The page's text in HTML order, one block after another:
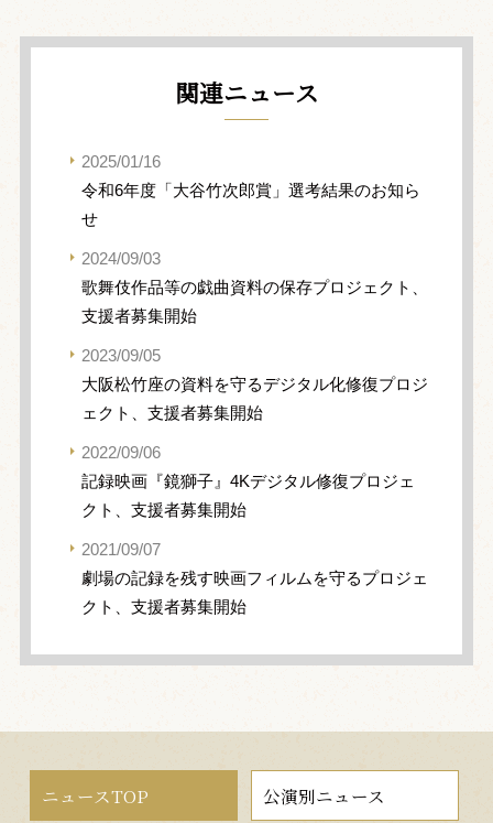
関連ニュース
2025/01/16
令和6年度「大谷竹次郎賞」選考結果のお知ら
せ
2024/09/03
歌舞伎作品等の戯曲資料の保存プロジェクト、
支援者募集開始
2023/09/05
大阪松竹座の資料を守るデジタル化修復プロジ
ェクト、支援者募集開始
2022/09/06
記録映画『鏡獅子』4Kデジタル修復プロジェ
クト、支援者募集開始
2021/09/07
劇場の記録を残す映画フィルムを守るプロジェ
クト、支援者募集開始
ニュースTOP 公演別ニュース